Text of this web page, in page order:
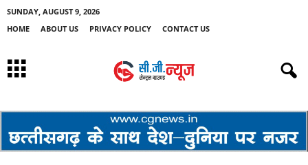
SUNDAY, AUGUST 9, 2026
HOME
ABOUT US PRIVACY POLICY CONTACT US